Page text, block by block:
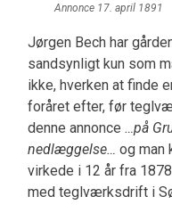
Annonce 17. april 1891
Jørgen Bech har
sandsynligt kun som
ikke, hverken at finde
foråret efter, før
denne annonce …på
nedlæggelse… og man
virkede i 12 år fra
med teglværksdrift i